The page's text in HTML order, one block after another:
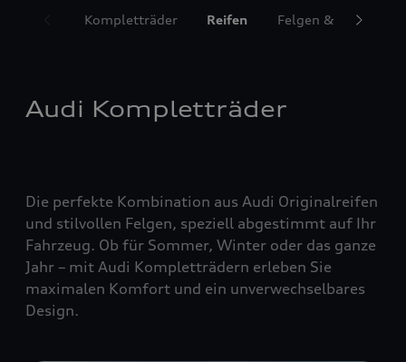
Kompletträder Reifen Felgen &
Audi Kompletträder
Die perfekte Kombination aus Audi Originalreifen
und stilvollen Felgen, speziell abgestimmt auf Ihr
Fahrzeug. Ob für Sommer, Winter oder das ganze
Jahr – mit Audi Kompletträdern erleben Sie
maximalen Komfort und ein unverwechselbares
Design.